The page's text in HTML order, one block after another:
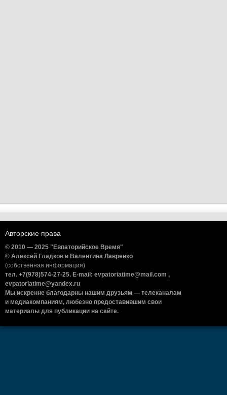
Авторские права
© 2010 — 2025 "Евпаторийское Время"
© Алексей Гладков и Валентина Лавренко
(собственная информация)
тел. +7(978)574-27-25. E-mail: evpatoriatime@mail.com ,
evpatoriatime@yandex.ru
Мы искренне благодарны нашим друзьям — телеканалам
и медиакомпаниям, любезно предоставившим свои
материалы для публикации на сайте.